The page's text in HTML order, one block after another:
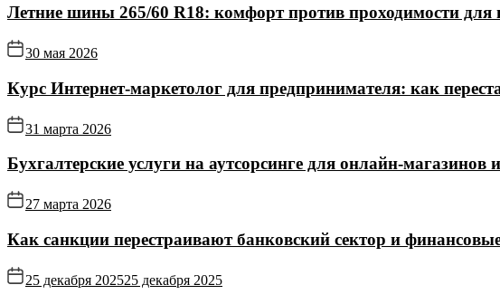
Летние шины 265/60 R18: комфорт против проходимости для
30 мая 2026
Курс Интернет‑маркетолог для предпринимателя: как
31 марта 2026
Бухгалтерские услуги на аутсорсинге для онлайн‑магазинов
27 марта 2026
Как санкции перестраивают банковский сектор и
25 декабря 202525 декабря 2025